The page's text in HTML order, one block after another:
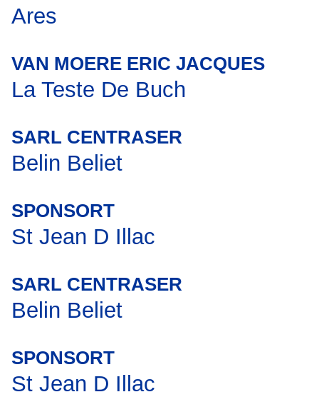
Ares
VAN MOERE ERIC JACQUES
La Teste De Buch
SARL CENTRASER
Belin Beliet
SPONSORT
St Jean D Illac
SARL CENTRASER
Belin Beliet
SPONSORT
St Jean D Illac